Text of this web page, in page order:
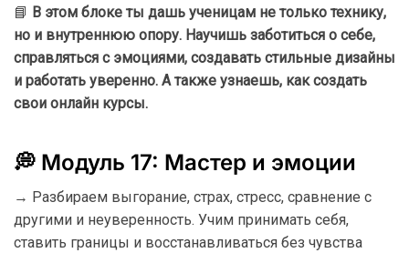
📘 В этом блоке ты дашь ученицам не только технику,
но и внутреннюю опору. Научишь заботиться о себе,
справляться с эмоциями, создавать стильные дизайны
и работать уверенно. А также узнаешь, как создать
свои онлайн курсы.
💭 Модуль 17: Мастер и эмоции
→ Разбираем выгорание, страх, стресс, сравнение с
другими и неуверенность. Учим принимать себя,
ставить границы и восстанавливаться без чувства